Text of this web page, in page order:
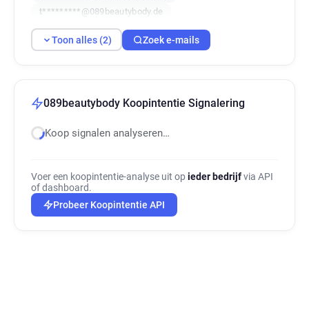
t*********@089beautybody.de
Toon alles (2) Zoek e-mails
089beautybody Koopintentie Signalering
Koop signalen analyseren…
Voer een koopintentie-analyse uit op ieder bedrijfvia API
of dashboard.
Probeer Koopintentie API